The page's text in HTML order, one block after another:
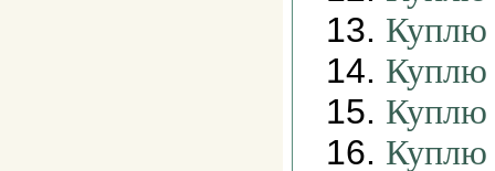
13. Куплю
14. Куплю
15. Куплю
16. Куплю